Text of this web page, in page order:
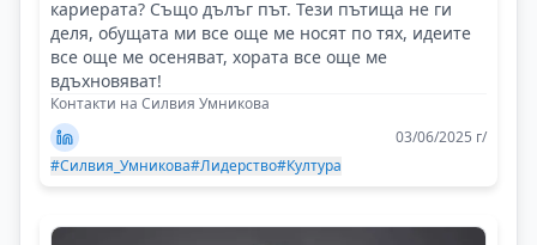
кариерата? Също дълъг път. Тези пътища не ги
деля, обущата ми все още ме носят по тях, идеите
все още ме осеняват, хората все още ме
вдъхновяват!
Контакти на Силвия Умникова
03/06/2025 г/
#Силвия_Умникова#Лидерство#Култура